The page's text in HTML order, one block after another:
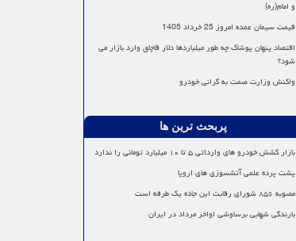
و امام(ره)
قیمت سیمان عمده امروز 25 خرداد 1405
اقتصاد پنهان پوشاک چه طور میلیاردها دلار قاچاق وارد بازار می
شود؟
واکنش وزارت صمت به گرانی خودرو
پربحث ترین ها
بازار کشش خودرو های وارداتی ۵ تا ۱۰ میلیارد تومانی را ندارد
پشت پرده علمی آتشسوزی های اروپا
مصوبه ۸۵۶ شورای رقابت این جاده یک طرفه است
بارندگی شهابی برساوشی اواخر مرداد در ایران